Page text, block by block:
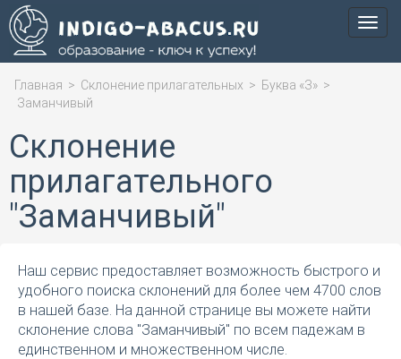
Меню
Главная > Склонение прилагательных > Буква «З» >
Заманчивый
Склонение
прилагательного
"Заманчивый"
Наш сервис предоставляет возможность быстрого и
удобного поиска склонений для более чем 4700 слов
в нашей базе. На данной странице вы можете найти
склонение слова "Заманчивый" по всем падежам в
единственном и множественном числе.